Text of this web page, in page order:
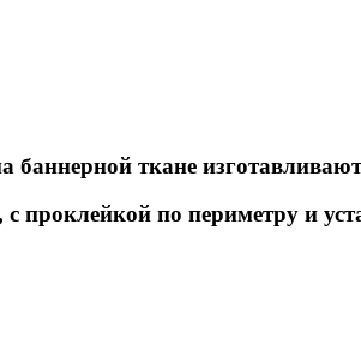
ткане
проклейкой по периметру и